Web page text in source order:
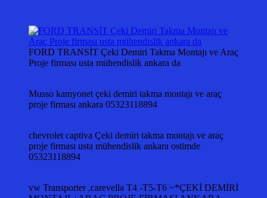
FORD TRANSİT Çeki Demiri Takma Montajı ve Araç
Proje firması usta mühendislik ankara da
Musso kamyonet çeki demiri takma montajı ve araç
proje firması ankara 05323118894
chevrolet captiva Çeki demiri takma montajı ve araç
proje firması usta mühendislik ankara ostimde
05323118894
vw Transporter ,carevella T4 -T5-T6 ~*ÇEKİ DEMİRİ